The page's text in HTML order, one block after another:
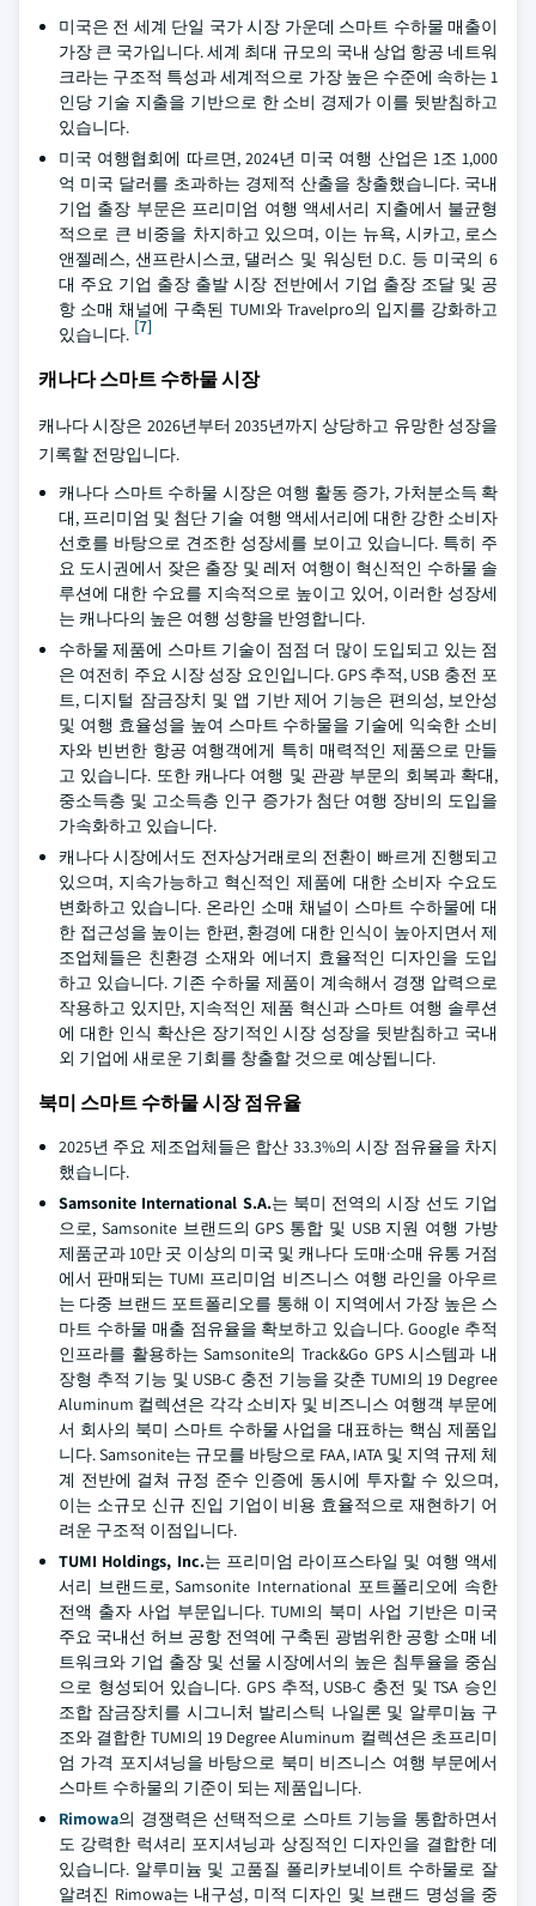
미국은 전 세계 단일 국가 시장 가운데 스마트 수하물 매출이
가장 큰 국가입니다. 세계 최대 규모의 국내 상업 항공 네트워
크라는 구조적 특성과 세계적으로 가장 높은 수준에 속하는 1
인당 기술 지출을 기반으로 한 소비 경제가 이를 뒷받침하고
있습니다.
미국 여행협회에 따르면, 2024년 미국 여행 산업은 1조 1,000
억 미국 달러를 초과하는 경제적 산출을 창출했습니다. 국내
기업 출장 부문은 프리미엄 여행 액세서리 지출에서 불균형
적으로 큰 비중을 차지하고 있으며, 이는 뉴욕, 시카고, 로스
앤젤레스, 샌프란시스코, 댈러스 및 워싱턴 D.C. 등 미국의 6
대 주요 기업 출장 출발 시장 전반에서 기업 출장 조달 및 공
항 소매 채널에 구축된 TUMI와 Travelpro의 입지를 강화하고
있습니다. [7]
캐나다 스마트 수하물 시장
캐나다 시장은 2026년부터 2035년까지 상당하고 유망한 성장을
기록할 전망입니다.
캐나다 스마트 수하물 시장은 여행 활동 증가, 가처분소득 확
대, 프리미엄 및 첨단 기술 여행 액세서리에 대한 강한 소비자
선호를 바탕으로 견조한 성장세를 보이고 있습니다. 특히 주
요 도시권에서 잦은 출장 및 레저 여행이 혁신적인 수하물 솔
루션에 대한 수요를 지속적으로 높이고 있어, 이러한 성장세
는 캐나다의 높은 여행 성향을 반영합니다.
수하물 제품에 스마트 기술이 점점 더 많이 도입되고 있는 점
은 여전히 주요 시장 성장 요인입니다. GPS 추적, USB 충전 포
트, 디지털 잠금장치 및 앱 기반 제어 기능은 편의성, 보안성
및 여행 효율성을 높여 스마트 수하물을 기술에 익숙한 소비
자와 빈번한 항공 여행객에게 특히 매력적인 제품으로 만들
고 있습니다. 또한 캐나다 여행 및 관광 부문의 회복과 확대,
중소득층 및 고소득층 인구 증가가 첨단 여행 장비의 도입을
가속화하고 있습니다.
캐나다 시장에서도 전자상거래로의 전환이 빠르게 진행되고
있으며, 지속가능하고 혁신적인 제품에 대한 소비자 수요도
변화하고 있습니다. 온라인 소매 채널이 스마트 수하물에 대
한 접근성을 높이는 한편, 환경에 대한 인식이 높아지면서 제
조업체들은 친환경 소재와 에너지 효율적인 디자인을 도입
하고 있습니다. 기존 수하물 제품이 계속해서 경쟁 압력으로
작용하고 있지만, 지속적인 제품 혁신과 스마트 여행 솔루션
에 대한 인식 확산은 장기적인 시장 성장을 뒷받침하고 국내
외 기업에 새로운 기회를 창출할 것으로 예상됩니다.
북미 스마트 수하물 시장 점유율
2025년 주요 제조업체들은 합산 33.3%의 시장 점유율을 차지
했습니다.
Samsonite International S.A.는 북미 전역의 시장 선도 기업
으로, Samsonite 브랜드의 GPS 통합 및 USB 지원 여행 가방
제품군과 10만 곳 이상의 미국 및 캐나다 도매·소매 유통 거점
에서 판매되는 TUMI 프리미엄 비즈니스 여행 라인을 아우르
는 다중 브랜드 포트폴리오를 통해 이 지역에서 가장 높은 스
마트 수하물 매출 점유율을 확보하고 있습니다. Google 추적
인프라를 활용하는 Samsonite의 Track&Go GPS 시스템과 내
장형 추적 기능 및 USB-C 충전 기능을 갖춘 TUMI의 19 Degree
Aluminum 컬렉션은 각각 소비자 및 비즈니스 여행객 부문에
서 회사의 북미 스마트 수하물 사업을 대표하는 핵심 제품입
니다. Samsonite는 규모를 바탕으로 FAA, IATA 및 지역 규제 체
계 전반에 걸쳐 규정 준수 인증에 동시에 투자할 수 있으며,
이는 소규모 신규 진입 기업이 비용 효율적으로 재현하기 어
려운 구조적 이점입니다.
TUMI Holdings, Inc.는 프리미엄 라이프스타일 및 여행 액세
서리 브랜드로, Samsonite International 포트폴리오에 속한
전액 출자 사업 부문입니다. TUMI의 북미 사업 기반은 미국
주요 국내선 허브 공항 전역에 구축된 광범위한 공항 소매 네
트워크와 기업 출장 및 선물 시장에서의 높은 침투율을 중심
으로 형성되어 있습니다. GPS 추적, USB-C 충전 및 TSA 승인
조합 잠금장치를 시그니처 발리스틱 나일론 및 알루미늄 구
조와 결합한 TUMI의 19 Degree Aluminum 컬렉션은 초프리미
엄 가격 포지셔닝을 바탕으로 북미 비즈니스 여행 부문에서
스마트 수하물의 기준이 되는 제품입니다.
Rimowa의 경쟁력은 선택적으로 스마트 기능을 통합하면서
도 강력한 럭셔리 포지셔닝과 상징적인 디자인을 결합한 데
있습니다. 알루미늄 및 고품질 폴리카보네이트 수하물로 잘
알려진 Rimowa는 내구성, 미적 디자인 및 브랜드 명성을 중